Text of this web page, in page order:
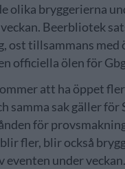
olika bryggerierna
Beerbliotek
ost tillsammans med
officiella ölen för
att ha öppet
samma sak gäller för
för
fler, blir också
eventen under veckan.